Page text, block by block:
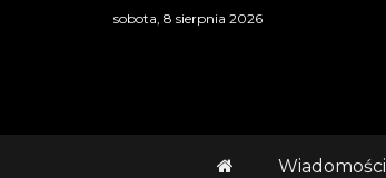
sobota, 8 sierpnia 2026
Wiadomości